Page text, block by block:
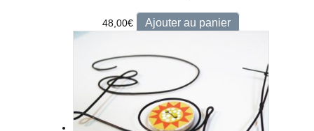
48,00€ Ajouter au panier